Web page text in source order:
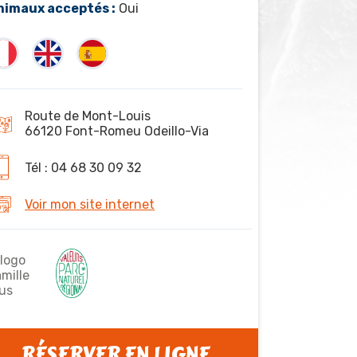
acceptés : Oui
Route de Mont-Louis
66120 Font-Romeu Odeillo-Via
Tél : 04 68 30 09 32
Voir mon site internet